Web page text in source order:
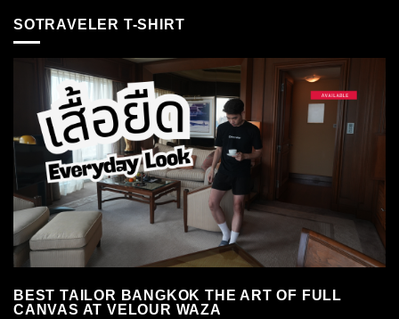
SOTRAVELER T-SHIRT
BEST TAILOR BANGKOK THE ART OF FULL
CANVAS AT VELOUR WAZA